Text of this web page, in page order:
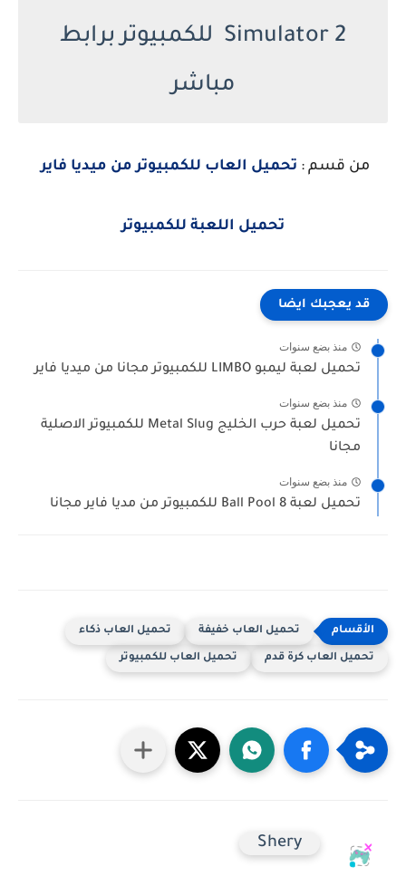
Simulator 2 للكمبيوتر برابط
مباشر
من قسم : تحميل العاب للكمبيوتر من ميديا فاير
تحميل اللعبة للكمبيوتر
قد يعجبك ايضا
منذ بضع سنوات
تحميل لعبة ليمبو LIMBO للكمبيوتر مجانا من ميديا فاير
منذ بضع سنوات
تحميل لعبة حرب الخليج Metal Slug للكمبيوتر الاصلية
مجانا
منذ بضع سنوات
تحميل لعبة 8 Ball Pool للكمبيوتر من مديا فاير مجانا
تحميل العاب خفيفة تحميل العاب ذكاء
تحميل العاب كرة قدم تحميل العاب للكمبيوتر
Shery